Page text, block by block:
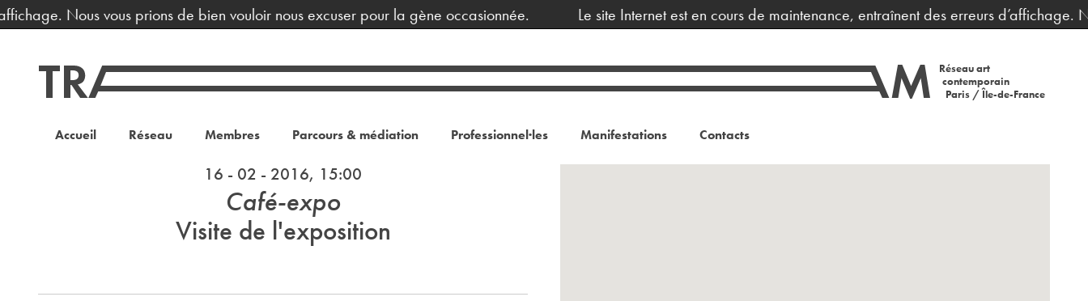
Nous vous prions de bien vouloir nous excuser pour la gène occasionnée. Le site Internet est en cours de maintenance, entraînent des erreurs d’affichage.
Réseau art
contemporain
Paris / Île-de-France
Accueil Réseau Membres Parcours & médiation Professionnel·les Manifestations Contacts
16 - 02 - 2016, 15:00
Café-expo
Visite de l'exposition